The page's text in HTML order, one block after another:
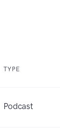
TYPE
Podcast